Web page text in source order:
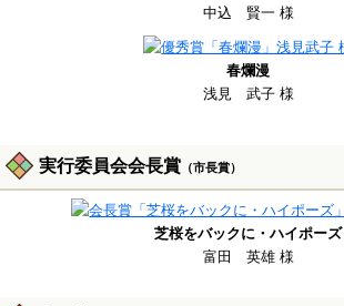
中込 賢一 様
春爛漫
浅見 武子 様
実行委員会会長賞 （市長賞）
芝桜をバックに・ハイポーズ
富田 英雄 様